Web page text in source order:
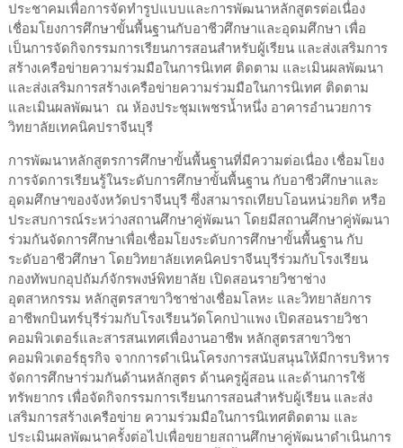
ประชาคมเพื่อการจัดทำรูปแบบและการพัฒนาหลักสูตรต่อเนื่อง
เชื่อมโยงการศึกษาขั้นพื้นฐานกับอาชีวศึกษาและอุดมศึกษา เพื่อ
เป็นการจัดกิจกรรมการเรียนการสอนสำหรับผู้เรียน และส่งเสริมการ
สร้างเครือข่ายความร่วมมือในการนิเทศ ติดตาม และเมินผลพัฒนา
และส่งเสริมการสร้างเครือข่ายความร่วมมือในการนิเทศ ติดตาม
และเมินผลพัฒนา ณ ห้องประชุมเพชรน้ำหนึ่ง อาคารอำนวยการ
วิทยาลัยเทคนิคปราจีนบุรี
การพัฒนาหลักสูตรการศึกษาขั้นพื้นฐานที่มีความต่อเนื่อง เชื่อมโยง
การจัดการเรียนรู้ในระดับการศึกษาขั้นพื้นฐาน กับอาชีวศึกษาและ
อุดมศึกษาของจังหวัดปราจีนบุรี ซึ่งสามารถเทียบโอนหน่วยกิต หรือ
ประสบการณ์ระหว่างสถานศึกษาคู่พัฒนา โดยมีสถานศึกษาคู่พัฒนา
ร่วมกันจัดการศึกษาเพื่อเชื่อมโยงระดับการศึกษาขั้นพื้นฐาน กับ
ระดับอาชีวศึกษา โดยวิทยาลัยเทคนิคปราจีนบุรีร่วมกับโรงเรียน
กองทัพบกอุปถัมภ์จักรพงษ์พิทยาลัย เปิดสอนรายวิชาช่าง
อุตสาหกรรม หลักสูตรสาขาวิชาช่างเชื่อมโลหะ และวิทยาลัยการ
อาชีพกบินทร์บุรีร่วมกับโรงเรียนวัดโคกป่าแพง เปิดสอนรายวิชา
คอมพิวเตอร์และสารสนเทศเพื่องานอาชีพ หลักสูตรสาขาวิชา
คอมพิวเตอร์ธุรกิจ จากการดำเนินโครงการสนับสนุนให้มีการบริหาร
จัดการศึกษาร่วมกันด้านหลักสูตร ด้านครูผู้สอน และด้านการใช้
ทรัพยากร เพื่อจัดกิจกรรมการเรียนการสอนสำหรับผู้เรียน และส่ง
เสริมการสร้างเครือข่าย ความร่วมมือในการนิเทศติดตาม และ
ประเมินผลพัฒนาครั้งต่อไปเพื่อขยายสถานศึกษาคู่พัฒนาดำเนินการ